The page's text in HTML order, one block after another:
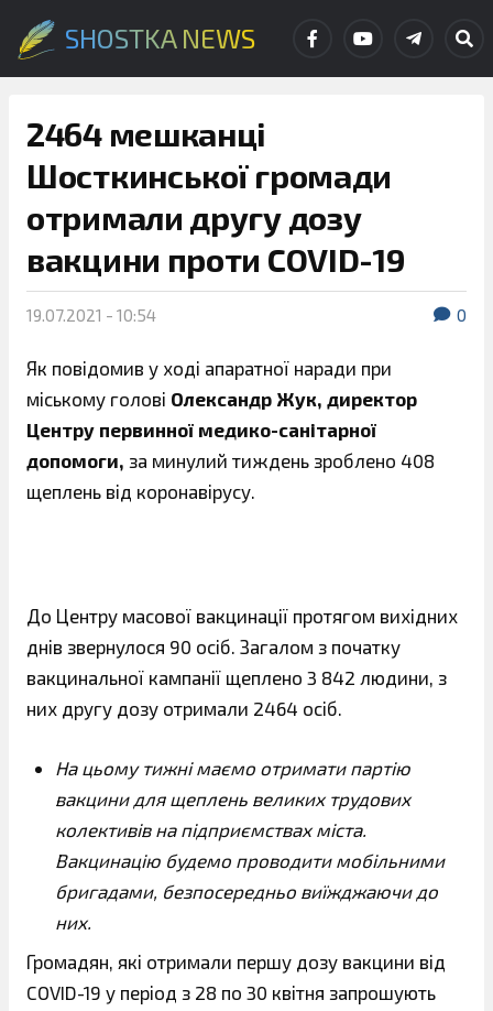
SHOSTKA NEWS
2464 мешканці
Шосткинської громади
отримали другу дозу
вакцини проти COVID-19
19.07.2021 - 10:54 0
Як повідомив у ході апаратної наради при
міському голові Олександр Жук, директор
Центру первинної медико-санітарної
допомоги, за минулий тиждень зроблено 408
щеплень від коронавірусу.
До Центру масової вакцинації протягом вихідних
днів звернулося 90 осіб. Загалом з початку
вакцинальної кампанії щеплено 3 842 людини, з
них другу дозу отримали 2464 осіб.
На цьому тижні маємо отримати партію
вакцини для щеплень великих трудових
колективів на підприємствах міста.
Вакцинацію будемо проводити мобільними
бригадами, безпосередньо виїжджаючи до
них.
Громадян, які отримали першу дозу вакцини від
COVID-19 у період з 28 по 30 квітня запрошують